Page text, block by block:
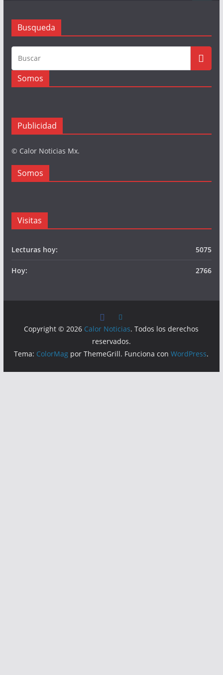
Busqueda
Somos
Publicidad
© Calor Noticias Mx.
Somos
Visitas
5075
Lecturas hoy:
2766
Hoy:
Copyright © 2026 Calor Noticias. Todos los derechos
reservados.
Tema: ColorMag por ThemeGrill. Funciona conWordPress.